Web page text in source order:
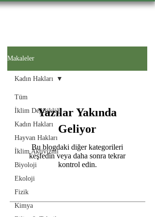
Makaleler
Tüm
İklim Değişikliği
Kadın Hakları
Hayvan Hakları
İklim Aktivizmi
Biyoloji
Ekoloji
Fizik
Kimya
Kadın Hakları
Yazılar Yakında
Geliyor
Bu blogdaki diğer kategorileri
keşfedin veya daha sonra tekrar
kontrol edin.